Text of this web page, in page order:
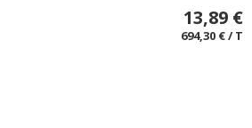
13,89 €
694,30 € / T